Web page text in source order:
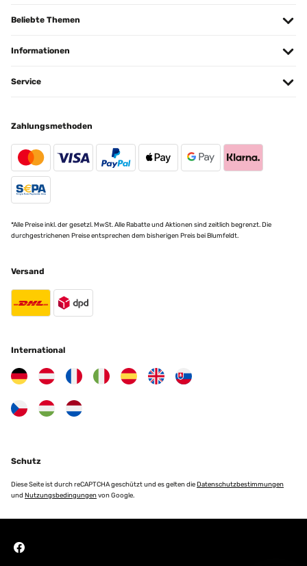
Beliebte Themen
Informationen
Service
Zahlungsmethoden
*Alle Preise inkl. der gesetzl. MwSt. Alle Rabatte und Aktionen sind zeitlich begrenzt. Die
durchgestrichenen Preise entsprechen dem bisherigen Preis bei Blumfeldt.
Versand
International
Schutz
Diese Seite ist durch reCAPTCHA geschützt und es gelten dieDatenschutzbestimmungen
und Nutzungsbedingungenvon Google.